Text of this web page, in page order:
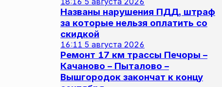
Названы нарушения ПДД, штраф
за которые нельзя оплатить со
скидкой
16:11 5 августа 2026
Ремонт 17 км трассы Печоры –
Качаново – Пыталово –
Вышгородок закончат к концу